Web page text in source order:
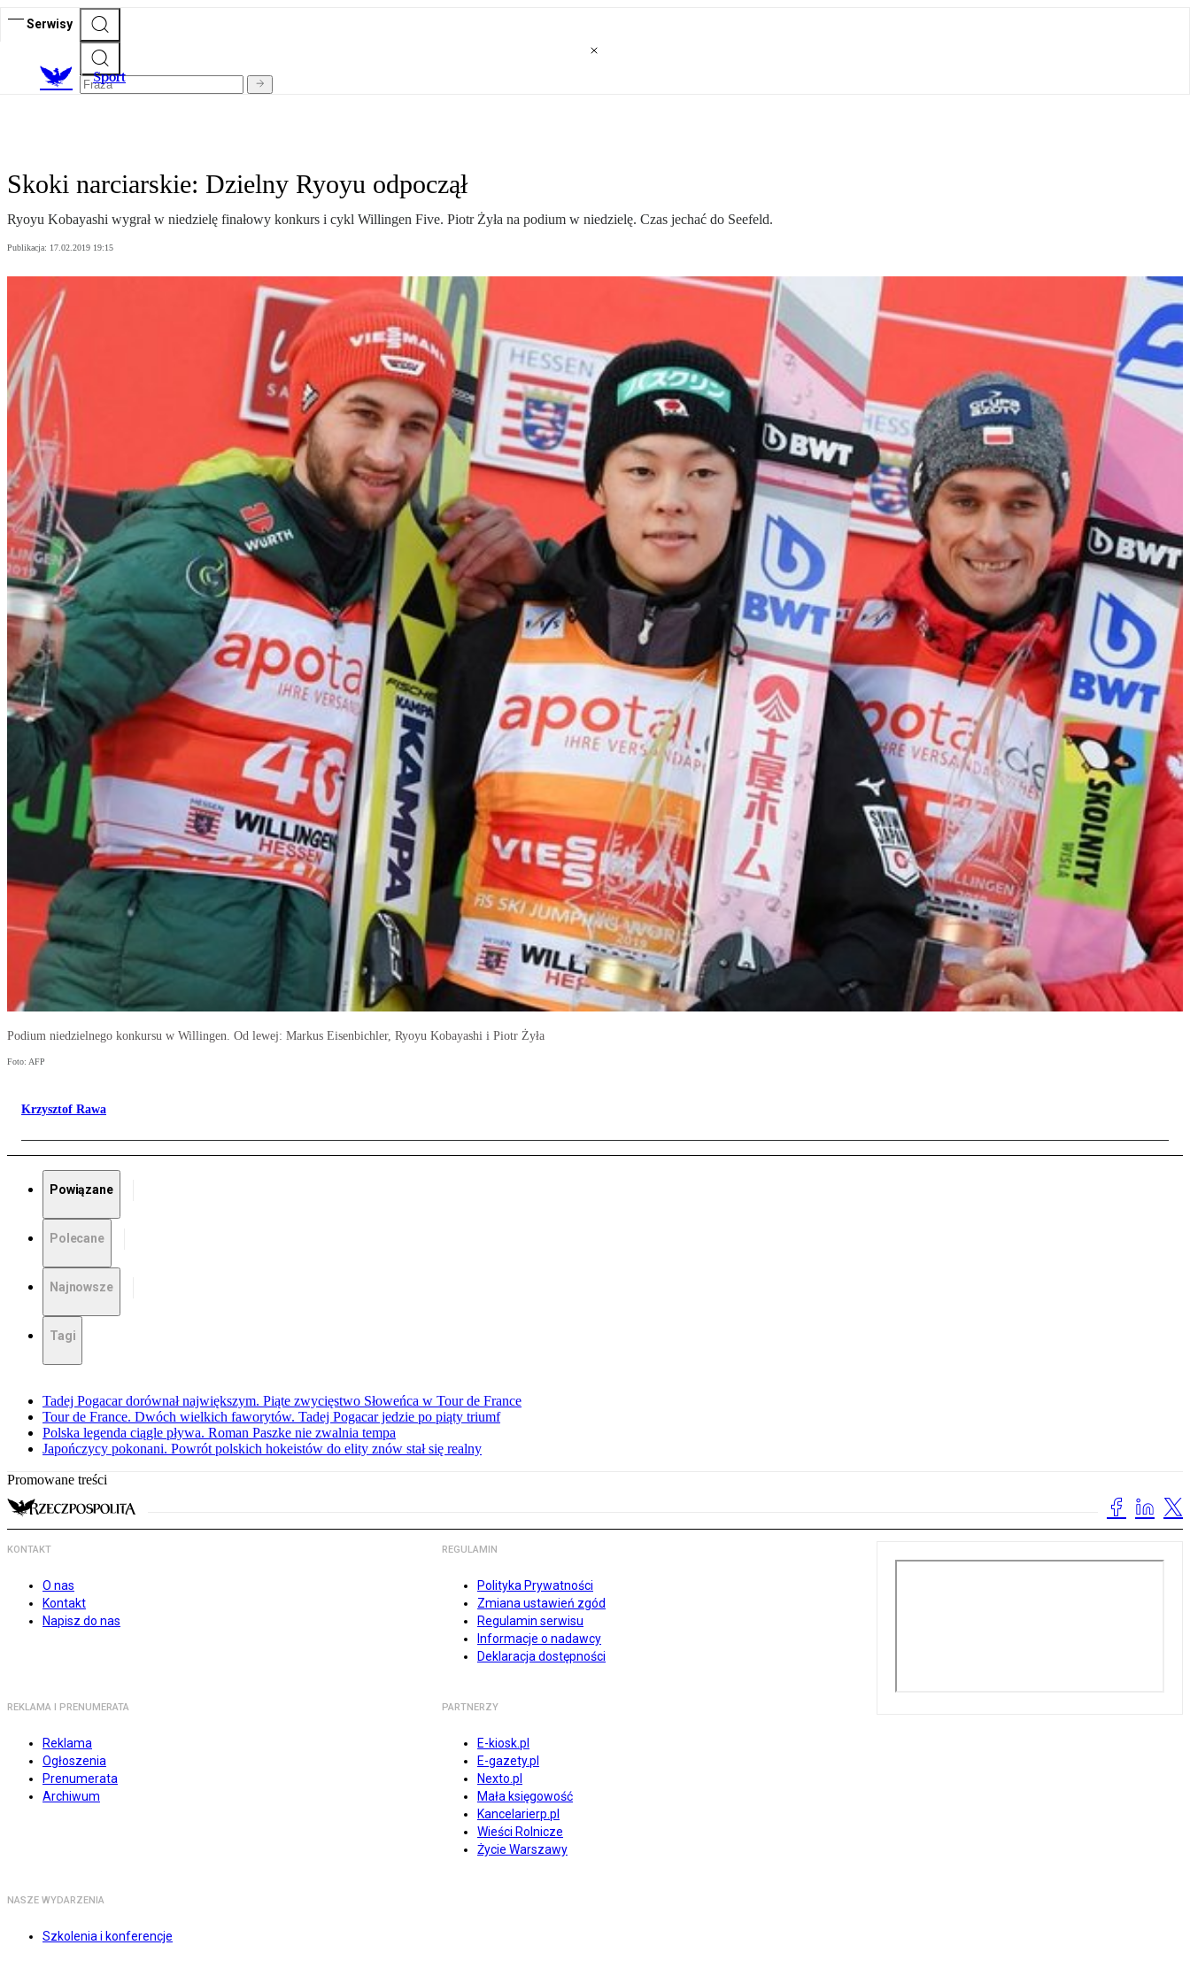
Serwisy
Sport
Skoki narciarskie: Dzielny Ryoyu odpoczął
Ryoyu Kobayashi wygrał w niedzielę finałowy konkurs i cykl Willingen Five. Piotr Żyła na podium w niedzielę. Czas jechać do Seefeld.
Publikacja: 17.02.2019 19:15
Podium niedzielnego konkursu w Willingen. Od lewej: Markus Eisenbichler, Ryoyu Kobayashi i Piotr Żyła
Foto: AFP
Krzysztof Rawa
Powiązane
Polecane
Najnowsze
Tagi
Tadej Pogacar dorównał największym. Piąte zwycięstwo Słoweńca w Tour de France
Tour de France. Dwóch wielkich faworytów. Tadej Pogacar jedzie po piąty triumf
Polska legenda ciągle pływa. Roman Paszke nie zwalnia tempa
Japończycy pokonani. Powrót polskich hokeistów do elity znów stał się realny
Promowane treści
KONTAKT
O nas
Kontakt
Napisz do nas
REGULAMIN
Polityka Prywatności
Zmiana ustawień zgód
Regulamin serwisu
Informacje o nadawcy
Deklaracja dostępności
REKLAMA I PRENUMERATA
Reklama
Ogłoszenia
Prenumerata
Archiwum
PARTNERZY
E-kiosk.pl
E-gazety.pl
Nexto.pl
Mała księgowość
Kancelarierp.pl
Wieści Rolnicze
Życie Warszawy
NASZE WYDARZENIA
Szkolenia i konferencje